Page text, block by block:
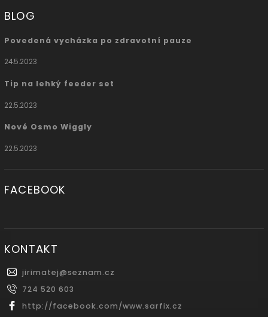
BLOG
Povedená vycházka po zdravotní pauze
24.5.2023
Tip na lehký feeder set
22.5.2023
Nové Osmo Wiggly
22.5.2023
FACEBOOK
KONTAKT
jirimatej@seznam.cz
724 520 603
http://facebook.com/www.sarfix.cz